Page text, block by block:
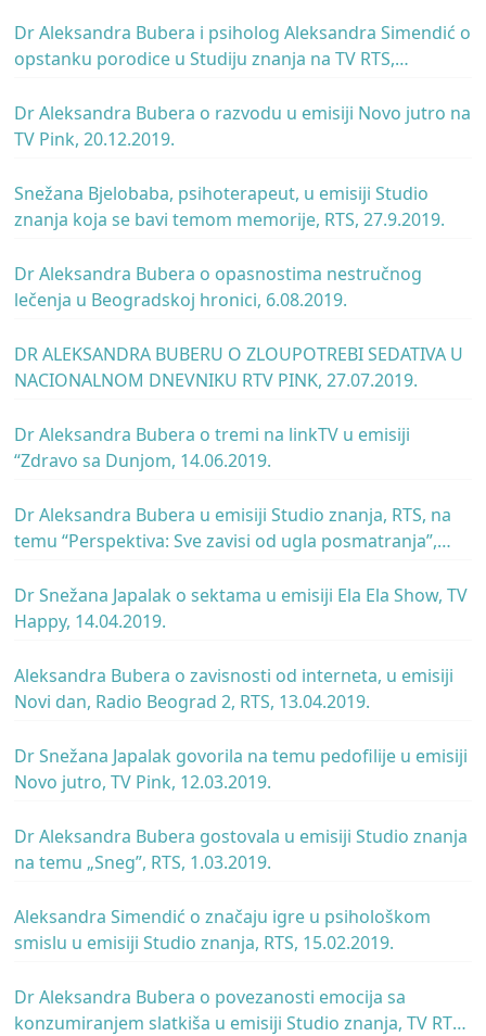
Dr Aleksandra Bubera i psiholog Aleksandra Simendić o
opstanku porodice u Studiju znanja na TV RTS,
Dr Aleksandra Bubera o razvodu u emisiji Novo jutro na
TV Pink, 20.12.2019.
Snežana Bjelobaba, psihoterapeut, u emisiji Studio
znanja koja se bavi temom memorije, RTS, 27.9.2019.
Dr Aleksandra Bubera o opasnostima nestručnog
lečenja u Beogradskoj hronici, 6.08.2019.
DR ALEKSANDRA BUBERU O ZLOUPOTREBI SEDATIVA U
NACIONALNOM DNEVNIKU RTV PINK, 27.07.2019.
Dr Aleksandra Bubera o tremi na linkTV u emisiji
“Zdravo sa Dunjom, 14.06.2019.
Dr Aleksandra Bubera u emisiji Studio znanja, RTS, na
temu “Perspektiva: Sve zavisi od ugla posmatranja”,
Dr Snežana Japalak o sektama u emisiji Ela Ela Show, TV
Happy, 14.04.2019.
Aleksandra Bubera o zavisnosti od interneta, u emisiji
Novi dan, Radio Beograd 2, RTS, 13.04.2019.
Dr Snežana Japalak govorila na temu pedofilije u emisiji
Novo jutro, TV Pink, 12.03.2019.
Dr Aleksandra Bubera gostovala u emisiji Studio znanja
na temu „Sneg”, RTS, 1.03.2019.
Aleksandra Simendić o značaju igre u psihološkom
smislu u emisiji Studio znanja, RTS, 15.02.2019.
Dr Aleksandra Bubera o povezanosti emocija sa
konzumiranjem slatkiša u emisiji Studio znanja, TV RTS,